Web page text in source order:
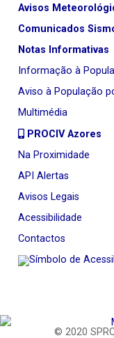
Avisos
Comunicados
Notas Informativas
Informação à
Aviso à População
Multimédia
PROCIV Azores
Na Proximidade
API Alertas
Avisos Legais
Acessibilidade
Contactos
© 2020